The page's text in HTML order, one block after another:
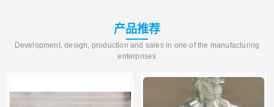
产品推荐
Development, design, production and sales in one of the manufacturing
enterprises